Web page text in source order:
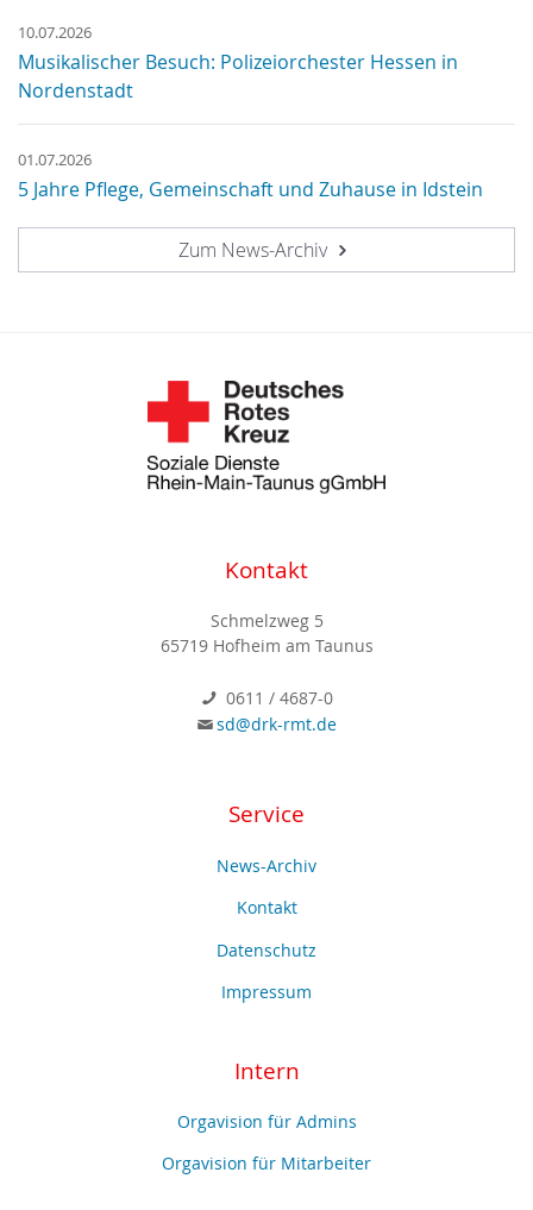
10.07.2026
Musikalischer Besuch: Polizeiorchester Hessen in
Nordenstadt
01.07.2026
5 Jahre Pflege, Gemeinschaft und Zuhause in Idstein
Zum News-Archiv
Kontakt
Schmelzweg 5
65719 Hofheim am Taunus
0611 / 4687-0
sd@drk-rmt.de
Service
News-Archiv
Kontakt
Datenschutz
Impressum
Intern
Orgavision für Admins
Orgavision für Mitarbeiter